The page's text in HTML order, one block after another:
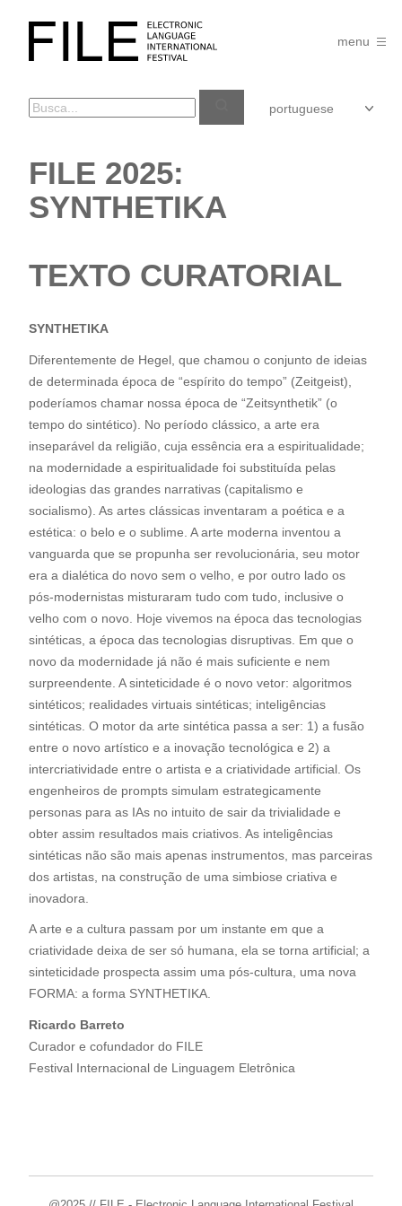
FILE
FESTIVAL
menu
FILE 2025:
SYNTHETIKA
TEXTO CURATORIAL
SYNTHETIKA
Diferentemente de Hegel, que chamou o conjunto de ideias
de determinada época de “espírito do tempo” (Zeitgeist),
poderíamos chamar nossa época de “Zeitsynthetik” (o
tempo do sintético). No período clássico, a arte era
inseparável da religião, cuja essência era a espiritualidade;
na modernidade a espiritualidade foi substituída pelas
ideologias das grandes narrativas (capitalismo e
socialismo). As artes clássicas inventaram a poética e a
estética: o belo e o sublime. A arte moderna inventou a
vanguarda que se propunha ser revolucionária, seu motor
era a dialética do novo sem o velho, e por outro lado os
pós-modernistas misturaram tudo com tudo, inclusive o
velho com o novo. Hoje vivemos na época das tecnologias
sintéticas, a época das tecnologias disruptivas. Em que o
novo da modernidade já não é mais suficiente e nem
surpreendente. A sinteticidade é o novo vetor: algoritmos
sintéticos; realidades virtuais sintéticas; inteligências
sintéticas. O motor da arte sintética passa a ser: 1) a fusão
entre o novo artístico e a inovação tecnológica e 2) a
intercriatividade entre o artista e a criatividade artificial. Os
engenheiros de prompts simulam estrategicamente
personas para as IAs no intuito de sair da trivialidade e
obter assim resultados mais criativos. As inteligências
sintéticas não são mais apenas instrumentos, mas parceiras
dos artistas, na construção de uma simbiose criativa e
inovadora.
A arte e a cultura passam por um instante em que a
criatividade deixa de ser só humana, ela se torna artificial; a
sinteticidade prospecta assim uma pós-cultura, uma nova
FORMA: a forma SYNTHETIKA.
Ricardo Barreto
Curador e cofundador do FILE
Festival Internacional de Linguagem Eletrônica